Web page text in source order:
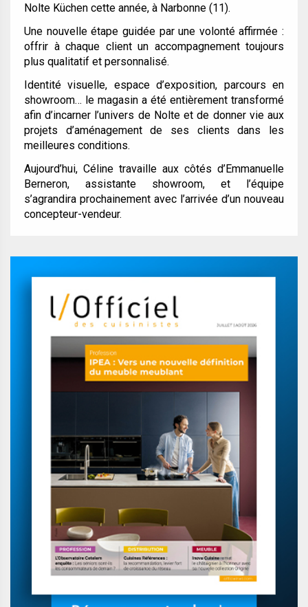
Nolte Küchen cette année, à Narbonne (11).
Une nouvelle étape guidée par une volonté affirmée :
offrir à chaque client un accompagnement toujours
plus qualitatif et personnalisé.
Identité visuelle, espace d’exposition, parcours en
showroom… le magasin a été entièrement transformé
afin d’incarner l’univers de Nolte et de donner vie aux
projets d’aménagement de ses clients dans les
meilleures conditions.
Aujourd’hui, Céline travaille aux côtés d’Emmanuelle
Berneron, assistante showroom, et l’équipe
s’agrandira prochainement avec l’arrivée d’un nouveau
concepteur-vendeur.